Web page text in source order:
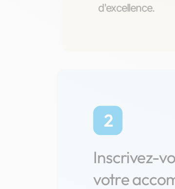
d'excellence.
2
Inscrivez-
votre